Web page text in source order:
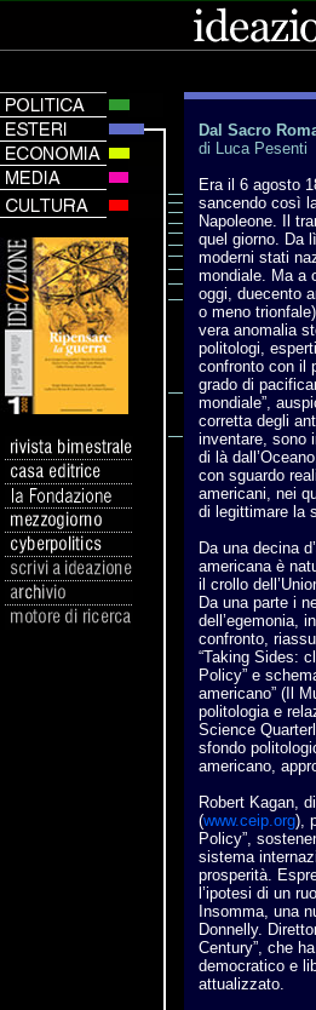
Dal Sacro
di Luca Pesenti
Era il 6 agosto
sancendo così
Napoleone. Il
quel giorno. Da
moderni stati
mondiale. Ma a
oggi, duecento
o meno
vera anomalia
politologi,
confronto con il
grado di
mondiale”,
corretta degli
inventare, sono
di là
con sguardo
americani, nei
di legittimare la
Da una decina
americana è
il crollo
Da una parte i
dell’egemonia,
confronto,
“Taking Sides:
Policy” e
americano” (Il
politologia e
Science
sfondo
americano,
Robert Kagan,
(www.ceip.org),
Policy”,
sistema
prosperità.
l’ipotesi di un
Insomma, una
Donnelly.
Century”, che
democratico e
attualizzato.